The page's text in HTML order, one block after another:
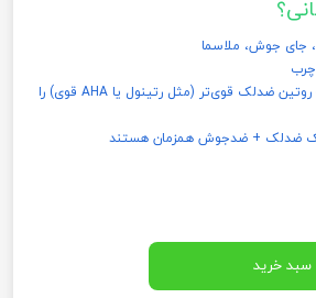
جای جوش، ملاسما
پوست‌های حساس که روتین ضدلک قوی‌تر (مثل رتینول یا AHA قوی) را
ضدلک + ضدجوش همزمان هستند
سبد خرید